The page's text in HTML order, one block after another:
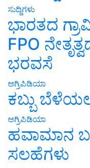
ಸುದ್ದಿಗಳು
ಭಾರತದ
FPO
ಭರವಸೆ
ಅಗ್ರಿಪಿಡಿಯಾ
ಕಬ್ಬು
ಅಗ್ರಿಪಿಡಿಯಾ
ಹವಾಮಾನ
ಸಲಹೆಗಳು